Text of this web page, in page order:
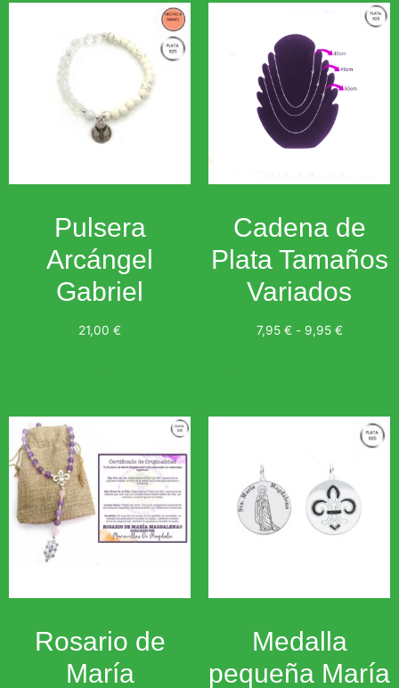
Pulsera
Arcángel
Gabriel
21,00 €
Cadena de
Plata Tamaños
Variados
7,95 € - 9,95 €
Rosario de
María
Medalla
pequeña María